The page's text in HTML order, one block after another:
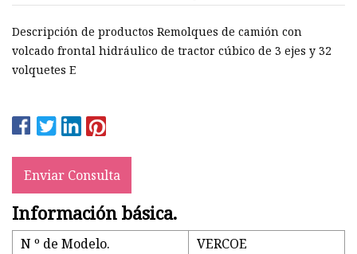
Descripción de productos Remolques de camión con
volcado frontal hidráulico de tractor cúbico de 3 ejes y 32
volquetes E
Enviar Consulta
Información básica.
N º de Modelo.
VERCOE